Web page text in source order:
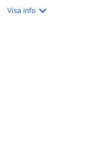
Visa info